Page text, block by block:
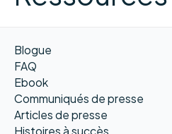
Blogue
FAQ
Ebook
Communiqués de presse
Articles de presse
Histoires à succès